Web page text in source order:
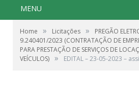
MENU
Home » Licitações »
PREGÃO
9.240401/2023 (CONTRATAÇÃO DE
PARA PRESTAÇÃO DE SERVIÇOS DE
VEÍCULOS) » EDITAL – 23-05-2023 –